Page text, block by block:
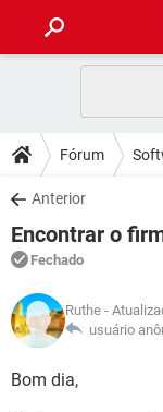
CELULAR
OUTLOOK
INSTAGRAM
GUIA DE COMPRAS
DICAS
JOGOS
OUTLOOK
INSTAGRAM
GUIA DE COMPRAS
DOWNLOADS
JOGOS
CELULAR
OUTLOOK
INSTAGRAM
GUIA DE COMPRAS
FÓRUM
JOGOS
CELULAR
GLOSSÁRIO
JOGOS
CELULAR
Fórum
Anterior
Encontrar o
Fechado
Ruthe -
usuário
Bom dia,